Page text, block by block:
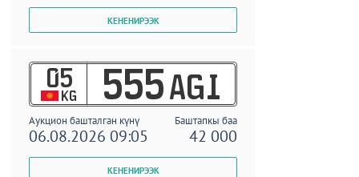
05
KG 555 AGI
Аукцион башталган күнү Баштапкы баа
06.08.2026 09:05 42 000